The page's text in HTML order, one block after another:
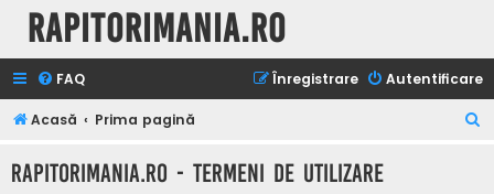
Rapitorimania.ro
FAQ Autentificare
Înregistrare
Acasă Prima pagină
Rapitorimania.ro - Termeni de utilizare